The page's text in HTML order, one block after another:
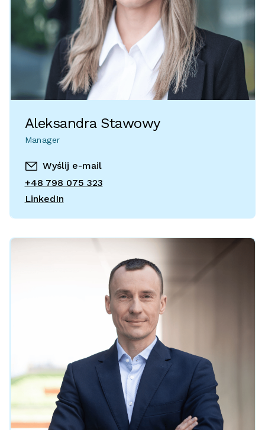
Aleksandra Stawowy
Manager
Wyślij e-mail
+48 798 075 323
LinkedIn